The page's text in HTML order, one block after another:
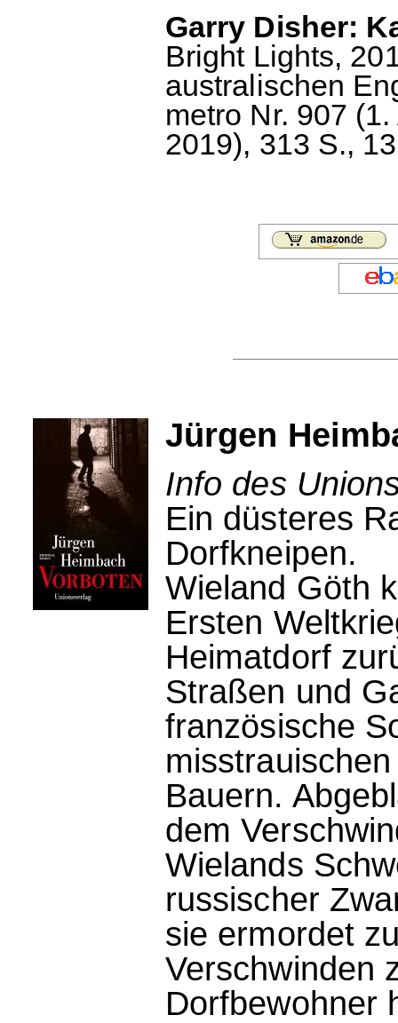
Garry Disher:
Bright Lights,
australischen
metro Nr. 907
2019), 313 S.,
Jürgen
Info des
Ein düsteres
Dorfkneipen.
Wieland Göth
Ersten
Heimatdorf
Straßen und
französische
Bauern.
dem
Wielands
russischer
sie ermordet
Verschwinden
Dorfbewohner